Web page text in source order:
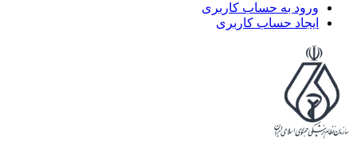
ورود به حساب کاربری
ایجاد حساب کاربری